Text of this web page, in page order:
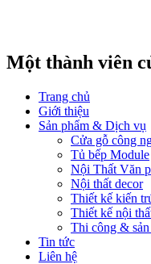
Một thành viên
Trang chủ
Giới thiệu
Sản phẩm & Dịch vụ
Cửa gỗ công
Tủ bếp Module
Nội Thất Văn
Nội thất decor
Thiết kế kiến
Thiết kế nội
Thi công &
Tin tức
Liên hệ